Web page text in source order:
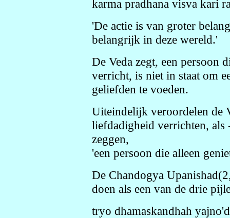
karma pradhana visva kari
'De actie is van groter
belangrijk in deze wereld.'
De Veda zegt, een persoon
verricht, is niet in staat om
geliefden te voeden.
Uiteindelijk veroordelen de
liefdadigheid verrichten,
zeggen,
'een persoon die alleen
De Chandogya
doen als een van de drie
tryo dhamaskandhah